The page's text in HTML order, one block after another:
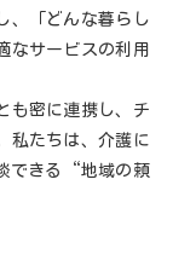
、「どんな暮らし
なサービスの利用
も密に連携し、チ
私たちは、介護に
できる“地域の頼